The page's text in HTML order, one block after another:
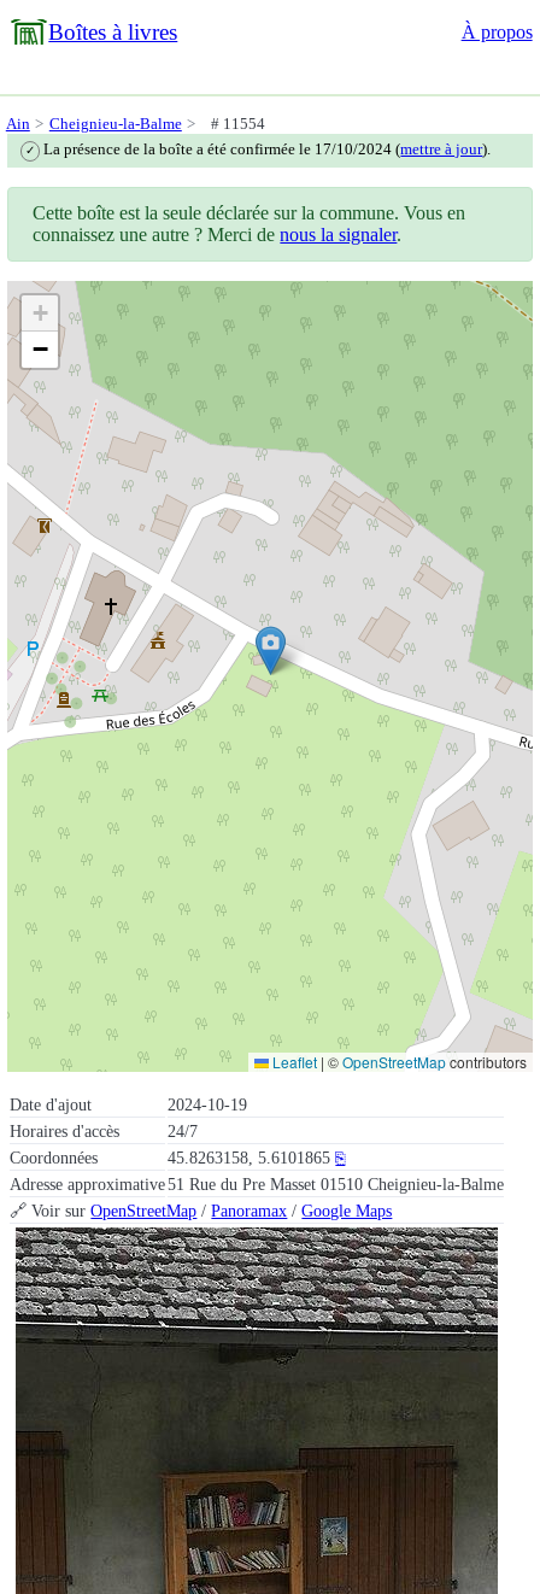
Boîtes à livres À propos
Ain Cheignieu-la-Balme # 11554
✓ La présence de la boîte a été confirmée le 17/10/2024 (mettre à jour).
Date d'ajout
2024-10-19
Horaires d'accès
24/7
Coordonnées
45.8263158, 5.6101865 ⎘
Adresse approximative51 Rue du Pre Masset 01510 Cheignieu-la-Balme
🔗 Voir surOpenStreetMap /Panoramax /Google Maps
Cette boîte est la seule déclarée sur la commune. Vous en
connaissez une autre ? Merci denous la signaler.
+
−
Leaflet | ©OpenStreetMapcontributors